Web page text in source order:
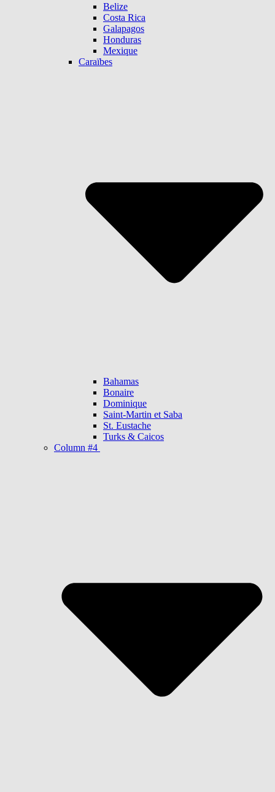
Belize
Costa Rica
Galapagos
Honduras
Mexique
Caraïbes
Bahamas
Bonaire
Dominique
Saint-Martin et Saba
St. Eustache
Turks & Caicos
Column #4